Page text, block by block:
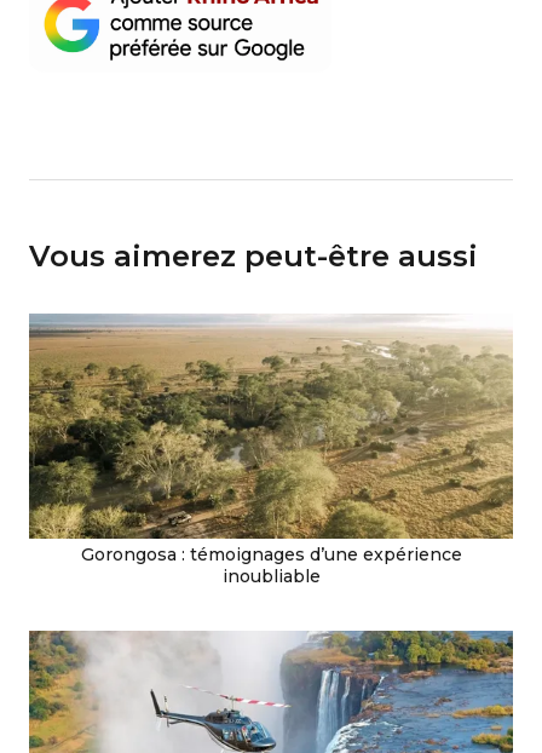
Vous aimerez peut-être aussi
Gorongosa : témoignages d’une expérience
inoubliable